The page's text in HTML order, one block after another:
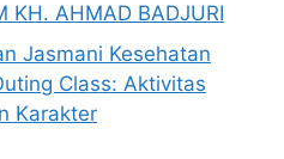
KH. AHMAD BADJURI
Jasmani Kesehatan
Class: Aktivitas
Karakter